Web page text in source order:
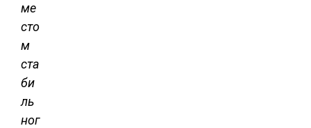
ме
сто
м
ста
би
ль
ног